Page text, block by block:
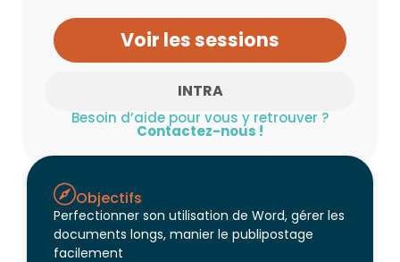
Objectifs
Perfectionner son utilisation de Word, gérer les
documents longs, manier le publipostage
facilement
INTRA
Voir les sessions
Besoin d’aide pour vous y retrouver ?
Contactez-nous !